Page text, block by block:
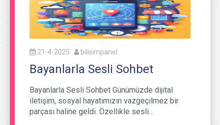
21-4-2025 bilisimpanel
Bayanlarla Sesli Sohbet
Bayanlarla Sesli Sohbet Günümüzde dijital
iletişim, sosyal hayatımızın vazgeçilmez bir
parçası haline geldi. Özellikle sesli…